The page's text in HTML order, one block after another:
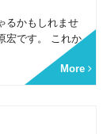
るかもしれませ
宏です。 これか
More